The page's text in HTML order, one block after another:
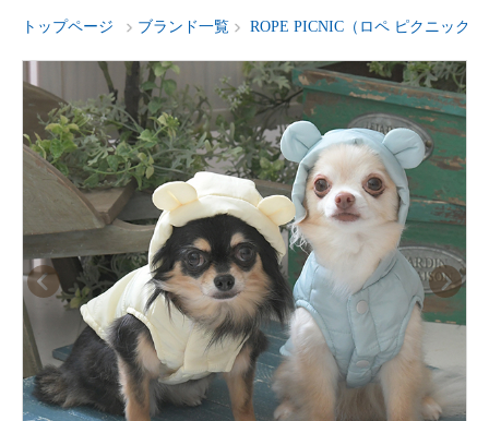
トップページ ブランド一覧 ROPE PICNIC（ロペ ピクニック）